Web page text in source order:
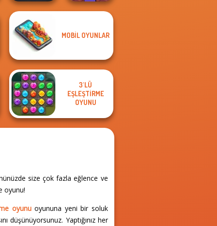
Night City Racing
Escape From
MOBIL OYUNLAR
3'LÜ
EŞLEŞTIRME
OYUNU
size çok fazla eğlence ve
oyunu!
oyunuoyununa yeni bir soluk
düşünüyorsunuz. Yaptığınız her